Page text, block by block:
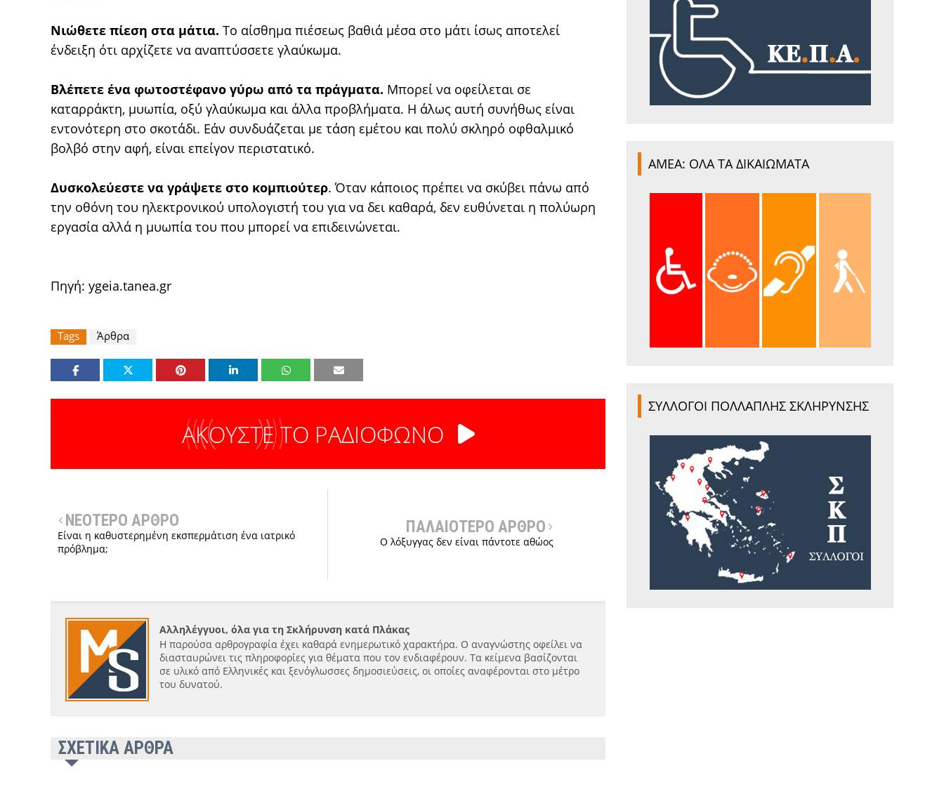
Νιώθετε πίεση στα μάτια. Το αίσθημα πιέσεως βαθιά μέσα στο μάτι ίσως αποτελεί
ένδειξη ότι αρχίζετε να αναπτύσσετε γλαύκωμα.
Βλέπετε ένα φωτοστέφανο γύρω από τα πράγματα. Μπορεί να οφείλεται σε
καταρράκτη, μυωπία, οξύ γλαύκωμα και άλλα προβλήματα. Η άλως αυτή συνήθως είναι
εντονότερη στο σκοτάδι. Εάν συνδυάζεται με τάση εμέτου και πολύ σκληρό οφθαλμικό
βολβό στην αφή, είναι επείγον περιστατικό.
Δυσκολεύεστε να γράψετε στο κομπιούτερ. Όταν κάποιος πρέπει να σκύβει πάνω από
την οθόνη του ηλεκτρονικού υπολογιστή του για να δει καθαρά, δεν ευθύνεται η πολύωρη
εργασία αλλά η μυωπία του που μπορεί να επιδεινώνεται.
Πηγή: ygeia.tanea.gr
Tags Άρθρα
ΑΚΟΥΣΤΕ ΤΟ ΡΑΔΙΟΦΩΝΟ
ΝΕΟΤΕΡΟ ΑΡΘΡΟ
Είναι η καθυστερημένη εκσπερμάτιση ένα ιατρικό
πρόβλημα;
ΠΑΛΑΙΟΤΕΡΟ ΑΡΘΡΟ
Ο λόξυγγας δεν είναι πάντοτε αθώος
Αλληλέγγυοι, όλα για τη Σκλήρυνση κατά Πλάκας
Η παρούσα αρθρογραφία έχει καθαρά ενημερωτικό χαρακτήρα. Ο αναγνώστης οφείλει να
διασταυρώνει τις πληροφορίες για θέματα που τον ενδιαφέρουν. Τα κείμενα βασίζονται
σε υλικό από Ελληνικές και ξενόγλωσσες δημοσιεύσεις, οι οποίες αναφέρονται στο μέτρο
του δυνατού.
ΣΧΕΤΙΚΑ ΑΡΘΡΑ
ΑΜΕΑ: ΟΛΑ ΤΑ ΔΙΚΑΙΩΜΑΤΑ
ΣΥΛΛΟΓΟΙ ΠΟΛΛΑΠΛΗΣ ΣΚΛΗΡΥΝΣΗΣ